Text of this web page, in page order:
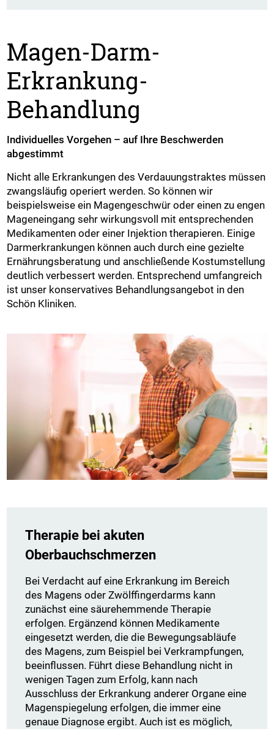
Magen-Darm-
Erkrankung-
Behandlung
Individuelles Vorgehen – auf Ihre Beschwerden
abgestimmt
Nicht alle Erkrankungen des Verdauungstraktes müssen
zwangsläufig operiert werden. So können wir
beispielsweise ein Magengeschwür oder einen zu engen
Mageneingang sehr wirkungsvoll mit entsprechenden
Medikamenten oder einer Injektion therapieren. Einige
Darmerkrankungen können auch durch eine gezielte
Ernährungsberatung und anschließende Kostumstellung
deutlich verbessert werden. Entsprechend umfangreich
ist unser konservatives Behandlungsangebot in den
Schön Kliniken.
Therapie bei akuten
Oberbauchschmerzen
Bei Verdacht auf eine Erkrankung im Bereich
des Magens oder Zwölffingerdarms kann
zunächst eine säurehemmende Therapie
erfolgen. Ergänzend können Medikamente
eingesetzt werden, die die Bewegungsabläufe
des Magens, zum Beispiel bei Verkrampfungen,
beeinflussen. Führt diese Behandlung nicht in
wenigen Tagen zum Erfolg, kann nach
Ausschluss der Erkrankung anderer Organe eine
Magenspiegelung erfolgen, die immer eine
genaue Diagnose ergibt. Auch ist es möglich,